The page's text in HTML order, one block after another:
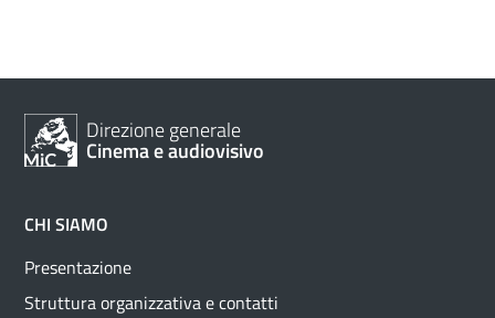
Direzione generale
Cinema e audiovisivo
CHI SIAMO
Presentazione
Struttura organizzativa e contatti